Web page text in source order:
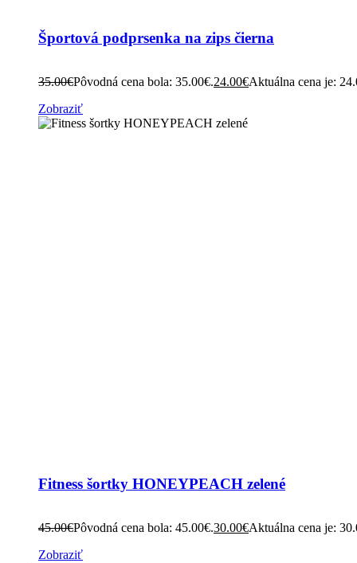
Športová podprsenka na zips čierna
35.00€Pôvodná cena bola: 35.00€.24.00€Aktuálna cena je:
Zobraziť
Fitness šortky HONEYPEACH zelené
45.00€Pôvodná cena bola: 45.00€.30.00€Aktuálna cena je:
Zobraziť